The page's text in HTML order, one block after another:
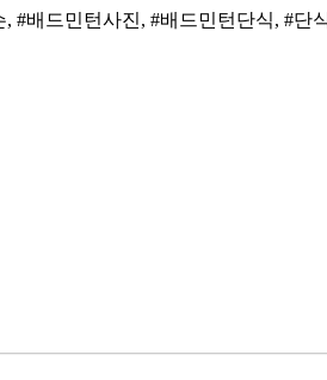
배드민턴사진, #배드민턴단식, #